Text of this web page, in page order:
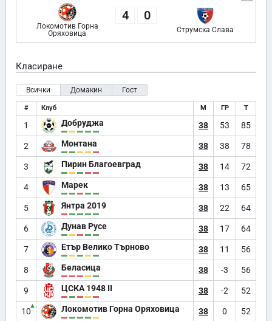
Локомотив Горна
Оряховица
4 0
Струмска Слава
Класиране
Всички Домакин Гост
# Клуб М ГР Т
1 Добруджа 38 53 85
2 Монтана 38 38 78
3 Пирин Благоевград 38 14 72
4 Марек 38 13 65
5 Янтра 2019 38 22 64
6 Дунав Русе 38 17 64
7 Етър Велико Търново 38 11 56
8 Беласица 38 -3 56
9 ЦСКА 1948 II 38 -2 52
10
▲ Локомотив Горна Оряховица 38 0 52